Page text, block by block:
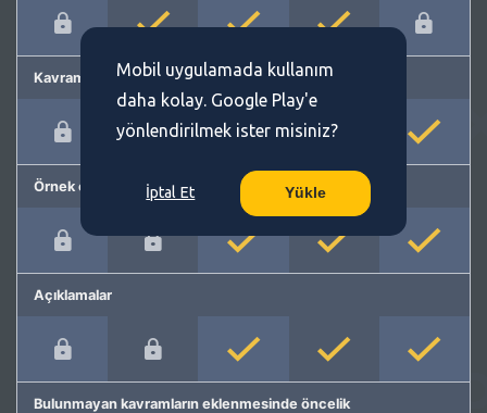
Kavram önerme
Örnek cümleler
Açıklamalar
Bulunmayan kavramların eklenmesinde öncelik
Mobil uygulamada kullanım
daha kolay. Google Play'e
yönlendirilmek ister misiniz?
İptal Et Yükle